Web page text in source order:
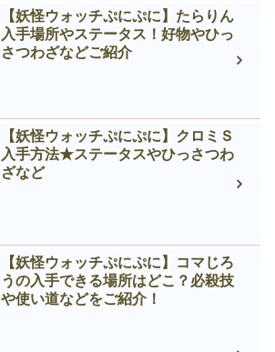
【妖怪ウォッチぷにぷに】たらりん
入手場所やステータス！好物やひっ
さつわざなどご紹介
【妖怪ウォッチぷにぷに】クロミＳ
入手方法★ステータスやひっさつわ
ざなど
【妖怪ウォッチぷにぷに】コマじろ
うの入手できる場所はどこ？必殺技
や使い道などをご紹介！